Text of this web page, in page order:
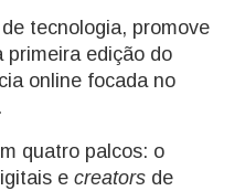
tecnologia, promove
primeira edição do
online focada no
quatro palcos: o
e creators de